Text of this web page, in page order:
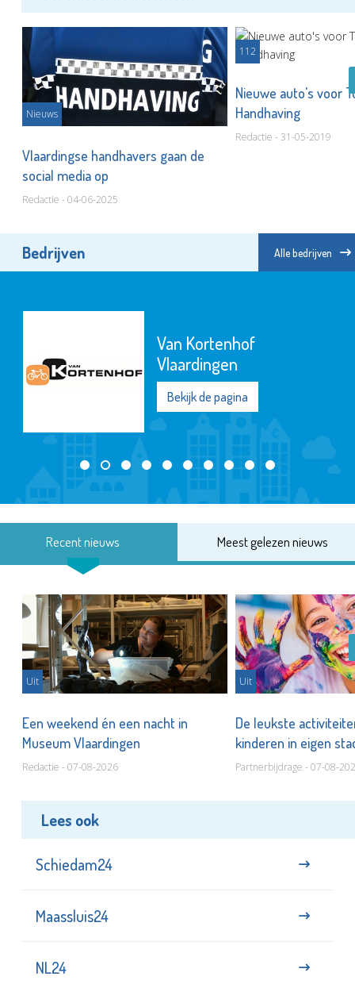
Nieuws
Vlaardingse handhavers gaan de
social media op
Redactie - 04-06-2025
112
Nieuwe auto's voor
Handhaving
Redactie - 31-05-2019
Bedrijven Alle bedrijven
Van Kortenhof
Vlaardingen
Bekijk de pagina
Recent nieuws Meest gelezen nieuws
Uit
Een weekend én een nacht in
Museum Vlaardingen
Redactie - 07-08-2026
Uit
De leukste
kinderen in eigen
Partnerbijdrage - 07-08-
Lees ook
Schiedam24
Maassluis24
NL24